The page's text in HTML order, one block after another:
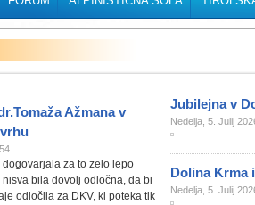
Ažmana v
za to zelo lepo
bila dovolj odločna, da bi
odločila za DKV, ki poteka tik
Jubilejna v
Nedelja, 5. Julij
Dolina Krma
Nedelja, 5. Julij